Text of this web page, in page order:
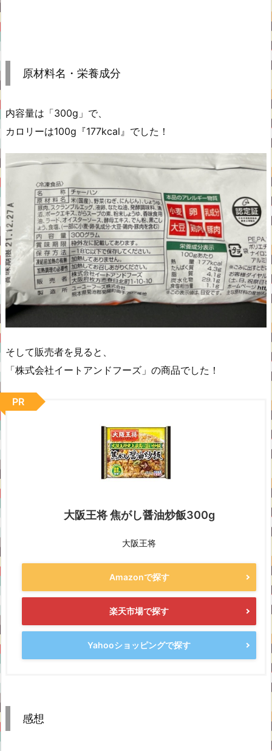
原材料名・栄養成分
内容量は「300g」で、
カロリーは100g『177kcal』でした！
そして販売者を見ると、
「株式会社イートアンドフーズ」の商品でした！
大阪王将 焦がし醤油炒飯300g
大阪王将
Amazonで探す
楽天市場で探す
Yahooショッピングで探す
PR
感想